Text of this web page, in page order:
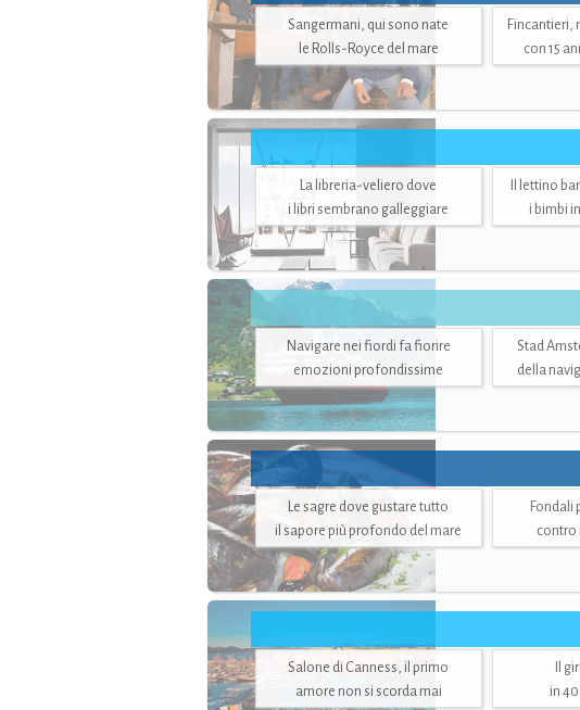
Sangermani, qui sono nate
le Rolls-Royce del mare
Fincantieri,
con 15
La libreria-veliero dove
i libri sembrano galleggiare
Il lettino
i bimbi
Navigare nei fiordi fa fiorire
emozioni profondissime
Stad
della
Le sagre dove gustare tutto
il sapore più profondo del mare
Fondali
contro
Salone di Canness, il primo
amore non si scorda mai
Il
in